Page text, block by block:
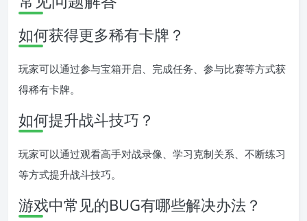
如何获得更多稀有卡牌？
玩家可以通过参与宝箱开启、完成任务、参与比赛等方式获
得稀有卡牌。
如何提升战斗技巧？
玩家可以通过观看高手对战录像、学习克制关系、不断练习
等方式提升战斗技巧。
游戏中常见的BUG有哪些解决办法？